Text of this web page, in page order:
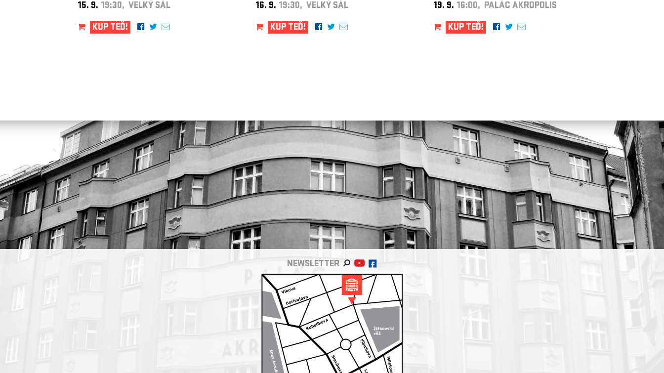
15. 9. 19:30, VELKÝ SÁL
KUP TEĎ!
16. 9. 19:30, VELKÝ SÁL
KUP TEĎ!
19. 9. 16:00, PALÁC AKROPOLIS
KUP TEĎ!
NEWSLETTER